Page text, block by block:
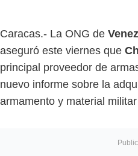
Caracas.- La ONG de
aseguró este viernes que
principal proveedor de
nuevo informe sobre la
armamento y material